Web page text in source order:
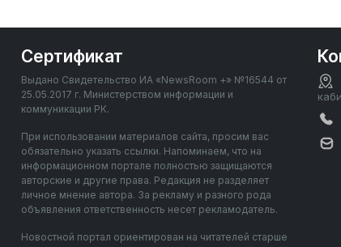
Сертификат
Выдано Свидетельство ИА «NewsRoom +» №16544 от
25.05.2017 г. Министерством информации и
коммуникации РК.
При использовании материалов сайта, просим вас
обязательно указать ссылки. Напоминаем, что на
информационном портале полностью защищаются
авторские и другие права. Редакция не разделяет
личное мнение автора. За рекламу и разного рода
объявления ответственность несет рекламодатель.
Новостной портал ориентирован на читателей старше